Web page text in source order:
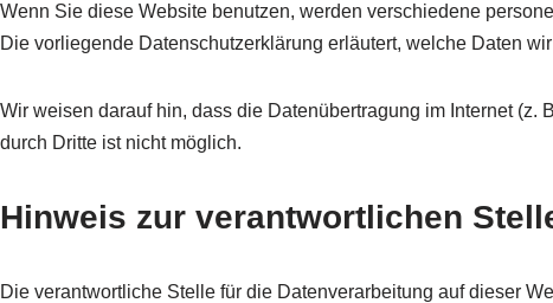
Wenn Sie diese Website benutzen, werden verschiedene
Die vorliegende Datenschutzerklärung erläutert, welche Daten
Wir weisen darauf hin, dass die Datenübertragung im Internet
durch Dritte ist nicht möglich.
Hinweis zur verantwortlichen
Die verantwortliche Stelle für die Datenverarbeitung auf dieser